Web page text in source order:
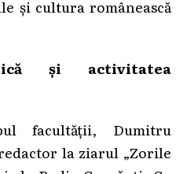
și cultura românească
și activitatea
facultății, Dumitru
la ziarul „Zorile